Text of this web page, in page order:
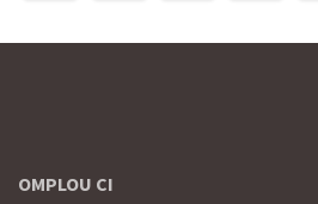
OMPLOU CI